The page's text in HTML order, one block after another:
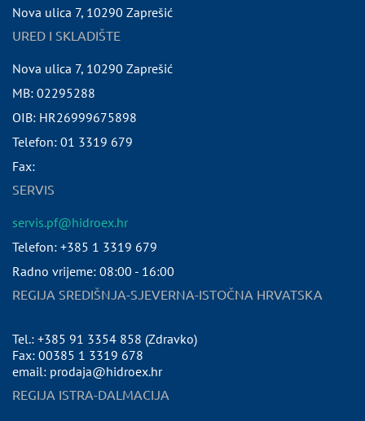
Nova ulica 7, 10290 Zaprešić
URED I SKLADIŠTE
Nova ulica 7, 10290 Zaprešić
MB: 02295288
OIB: HR26999675898
Telefon: 01 3319 679
Fax:
SERVIS
servis.pf@hidroex.hr
Telefon: +385 1 3319 679
Radno vrijeme: 08:00 - 16:00
REGIJA SREDIŠNJA-SJEVERNA-ISTOČNA HRVATSKA
Tel.: +385 91 3354 858 (Zdravko)
Fax: 00385 1 3319 678
email: prodaja@hidroex.hr
REGIJA ISTRA-DALMACIJA